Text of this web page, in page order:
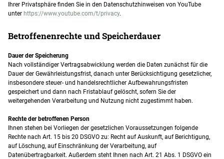
Ihrer Privatsphäre finden Sie in den Datenschutzhinweisen von YouTube
unter https://www.youtube.com/t/privacy.
Betroffenenrechte und Speicherdauer
Dauer der Speicherung
Nach vollständiger Vertragsabwicklung werden die Daten zunächst für die
Dauer der Gewährleistungsfrist, danach unter Berücksichtigung gesetzlicher,
insbesondere steuer- und handelsrechtlicher Aufbewahrungsfristen
gespeichert und dann nach Fristablauf gelöscht, sofern Sie der
weitergehenden Verarbeitung und Nutzung nicht zugestimmt haben.
Rechte der betroffenen Person
Ihnen stehen bei Vorliegen der gesetzlichen Voraussetzungen folgende
Rechte nach Art. 15 bis 20 DSGVO zu: Recht auf Auskunft, auf Berichtigung,
auf Löschung, auf Einschränkung der Verarbeitung, auf
Datenübertragbarkeit. Außerdem steht Ihnen nach Art. 21 Abs. 1 DSGVO ein